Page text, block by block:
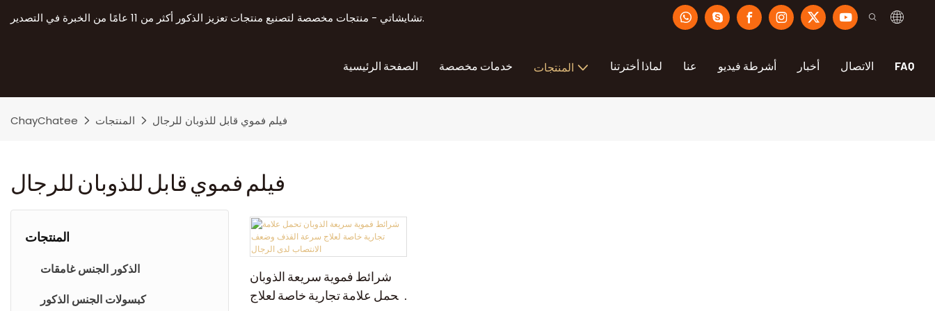
تشايشاتي - منتجات مخصصة لتصنيع منتجات تعزيز الذكور أكثر من 11 عامًا من الخبرة في التصدير.
الصفحة الرئيسية خدمات مخصصة المنتجات لماذا أخترتنا عنا أشرطة فيديو أخبار الاتصال FAQ
ChayChatee المنتجات فيلم فموي قابل للذوبان للرجال
فيلم فموي قابل للذوبان للرجال
المنتجات
الذكور الجنس غامقات
كبسولات الجنس الذكور
شرائط فموية سريعة الذوبان
تحمل علامة تجارية خاصة لعلاج